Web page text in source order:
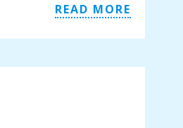
READ MORE